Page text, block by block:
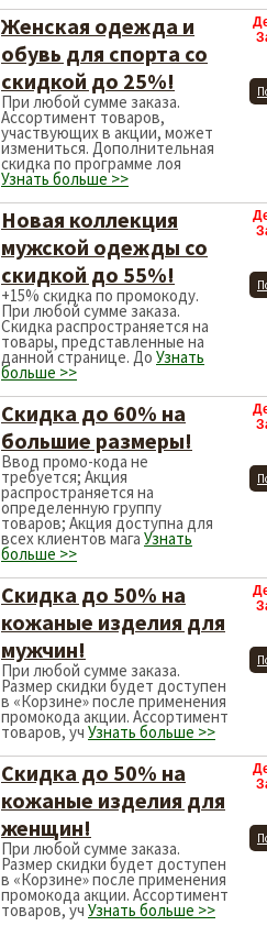
Женская одежда и
обувь для спорта со
скидкой до 25%!
При любой сумме заказа.
Ассортимент товаров,
участвующих в акции, может
измениться. Дополнительная
скидка по программе лоя
Узнать больше >>
Новая коллекция
мужской одежды со
скидкой до 55%!
+15% скидка по промокоду.
При любой сумме заказа.
Скидка распространяется на
товары, представленные на
данной странице. До Узнать
больше >>
Скидка до 60% на
большие размеры!
Ввод промо-кода не
требуется; Акция
распространяется на
определенную группу
товаров; Акция доступна для
всех клиентов мага Узнать
больше >>
Скидка до 50% на
кожаные изделия для
мужчин!
При любой сумме заказа.
Размер скидки будет доступен
в «Корзине» после применения
промокода акции. Ассортимент
товаров, уч Узнать больше >>
Скидка до 50% на
кожаные изделия для
женщин!
При любой сумме заказа.
Размер скидки будет доступен
в «Корзине» после применения
промокода акции. Ассортимент
товаров, уч Узнать больше >>